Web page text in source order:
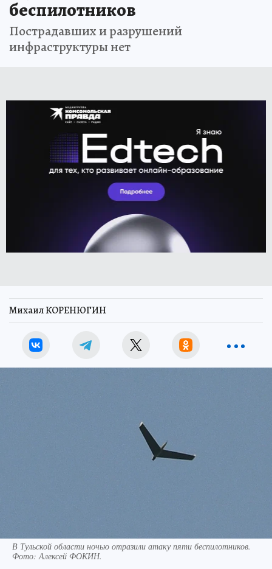
беспилотников
Пострадавших и разрушений
инфраструктуры нет
Михаил КОРЕНЮГИН
В Тульской области ночью отразили атаку пяти беспилотников.
Фото:Алексей ФОКИН.